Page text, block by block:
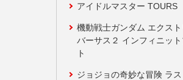
アイドルマスター TOURS
機動戦士ガンダム エクスト
バーサス２ インフィニット
ト
ジョジョの奇妙な冒険 ラ